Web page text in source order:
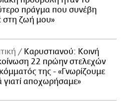
πράγμα που συνέβη
στη ζωή μου»
Καρυστιανού: Κοινή
22 πρώην στελεχών
της - «Γνωρίζουμε
γιατί αποχωρήσαμε»